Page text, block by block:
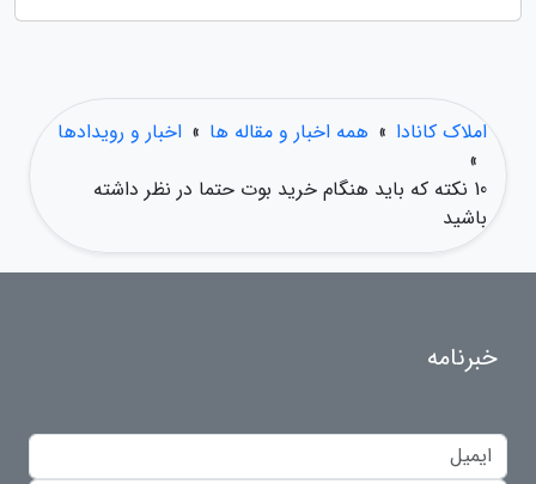
املاک کانادا » همه اخبار و مقاله ها » اخبار و رویدادها
»
10 نکته که باید هنگام خرید بوت حتما در نظر داشته
باشید
خبرنامه